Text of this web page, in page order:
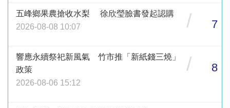
五峰鄉果農搶收水梨 徐欣瑩臉書發起認購
2026-08-08 10:07
/ 7
響應永續祭祀新風氣 竹市推「新紙錢三燒」
政策
2026-08-06 15:12
/ 8